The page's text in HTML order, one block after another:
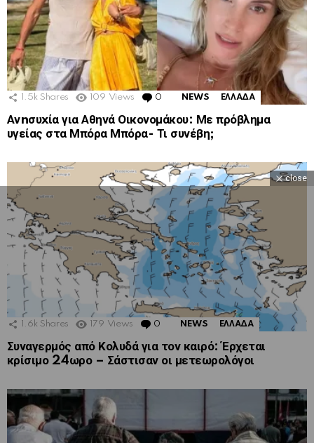
1.5k Shares 109 Views 0 Comments
NEWS ΕΛΛΑΔΑ
Ανnσυxία για Αθηνά Οικονομάκου: Με πρόβλημα
υγείας στα Μπόρα Μπόρα- Τι συνέβη;
1.6k Shares 179 Views 0 Comments
NEWS ΕΛΛΑΔΑ
Συναγερμός από Κολυδά για τον καιρό: Έρχεται
κρίσιμο 24ωρο – Σάστισαν οι μετεωρολόγοι
close